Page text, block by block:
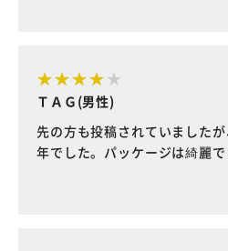
ＴＡＧ(男性)
先の方も投稿されていました
年でした。パッケージは綺麗で